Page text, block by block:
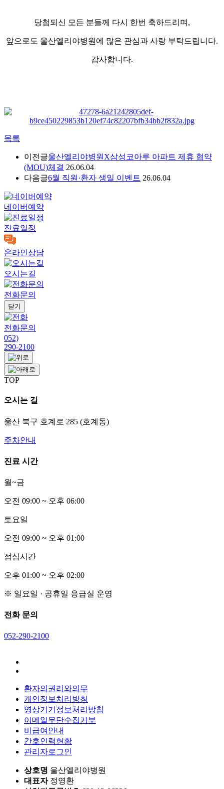
당첨되신 모든 분들께 다시 한번 축하드리며,
앞으로도 울산엘리야병원에 많은 관심과 사랑 부탁드립니다.
감사합니다.
목록
이전글울산엘리야병원X삼성코아루 아파트 제휴 협약
(MOU)체결 26.06.04
다음글6월 직원·환자 생일 이벤트 26.06.04
네이버예약
진료일정
온라인상담
오시는길
전화문의
닫기
전화문의
052)
290-2100
TOP
오시는 길
울산 북구 호계로 285 (호계동)
주차안내
진료 시간
월~금
오전 09:00 ~ 오후 06:00
토요일
오전 09:00 ~ 오후 01:00
점심시간
오후 01:00 ~ 오후 02:00
※ 일요일 · 공휴일 응급실 운영
전화 문의
052-290-2100
환자의권리와의무
개인정보처리방침
영상기기정보처리방침
이메일무단수집거부
비급여안내
간호인력현황
관리자로그인
상호명 울산엘리야병원
대표자정영환